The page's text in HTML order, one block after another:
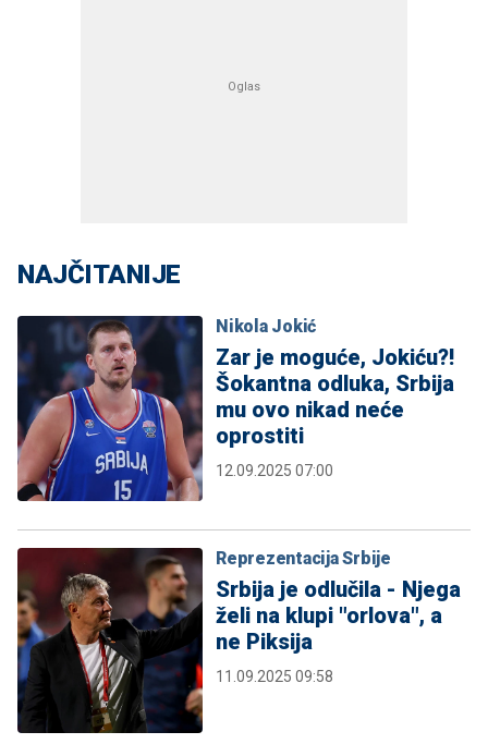
NAJČITANIJE
Nikola Jokić
Zar je moguće, Jokiću?!
Šokantna odluka, Srbija
mu ovo nikad neće
oprostiti
12.09.2025 07:00
Reprezentacija Srbije
Srbija je odlučila - Njega
želi na klupi "orlova", a
ne Piksija
11.09.2025 09:58